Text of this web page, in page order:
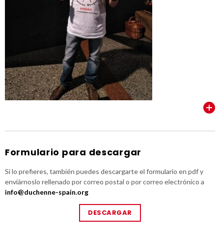
Formulario para descargar
Si lo prefieres, también puedes descargarte el formulario en pdf y
enviárnoslo rellenado por correo postal o por correo electrónico a
info@duchenne-spain.org
DESCARGAR